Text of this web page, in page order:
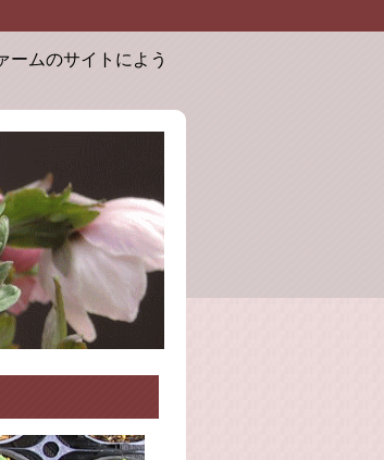
のサイトにようこそ。お届けするクリスマス